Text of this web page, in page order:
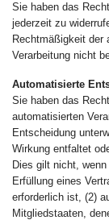
Sie haben das
jederzeit zu
Rechtmäßigkeit der
Verarbeitung nicht
Automatisierte
Sie haben das
automatisierten
Entscheidung
Wirkung entfaltet
Dies gilt nicht,
Erfüllung eines
erforderlich ist, (2)
Mitgliedstaaten,